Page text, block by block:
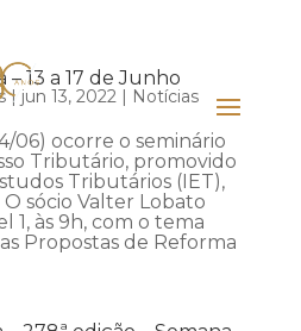
13 a 17 de Junho
| jun 13, 2022| Notícias
06) ocorre o seminário
Tributário, promovido
Tributários (IET),
O sócio Valter Lobato
1, às 9h, com o tema
Propostas de Reforma